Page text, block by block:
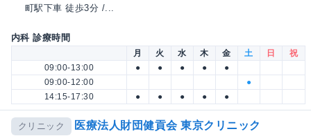
町駅下車 徒歩3分 /...
内科 診療時間
月 火 水 木 金 土 日
祝
09:00-13:00
● ● ● ●
●
09:00-12:00
●
14:15-17:30
● ● ● ● ●
クリニック 医療法人財団健貢会 東京クリニック